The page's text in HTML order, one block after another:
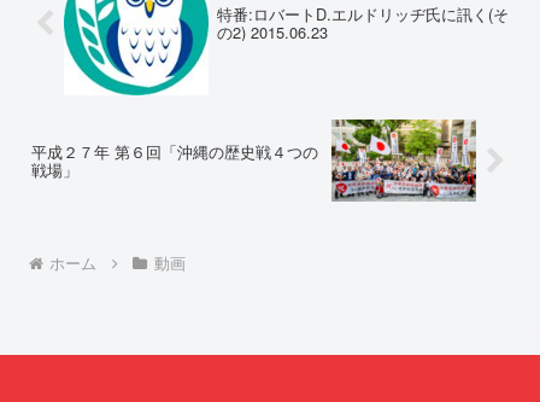
特番:ロバートD.エルドリッヂ氏に訊く(そ
の2) 2015.06.23
平成２７年 第６回「沖縄の歴史戦４つの
戦場」
ホーム 動画